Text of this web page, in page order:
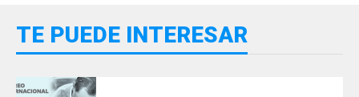
TE PUEDE INTERESAR